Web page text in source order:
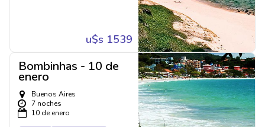
u$s 1539
Bombinhas - 10 de
enero
Buenos Aires
7 noches
10 de enero